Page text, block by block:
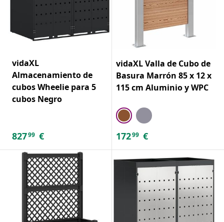
vidaXL
Almacenamiento de
cubos Wheelie para 5
cubos Negro
82799 €
vidaXL Valla de Cubo de
Basura Marrón 85 x 12 x
115 cm Aluminio y WPC
17299 €